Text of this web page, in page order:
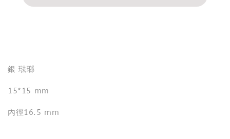
銀 琺瑯
15*15 mm
內徑16.5 mm